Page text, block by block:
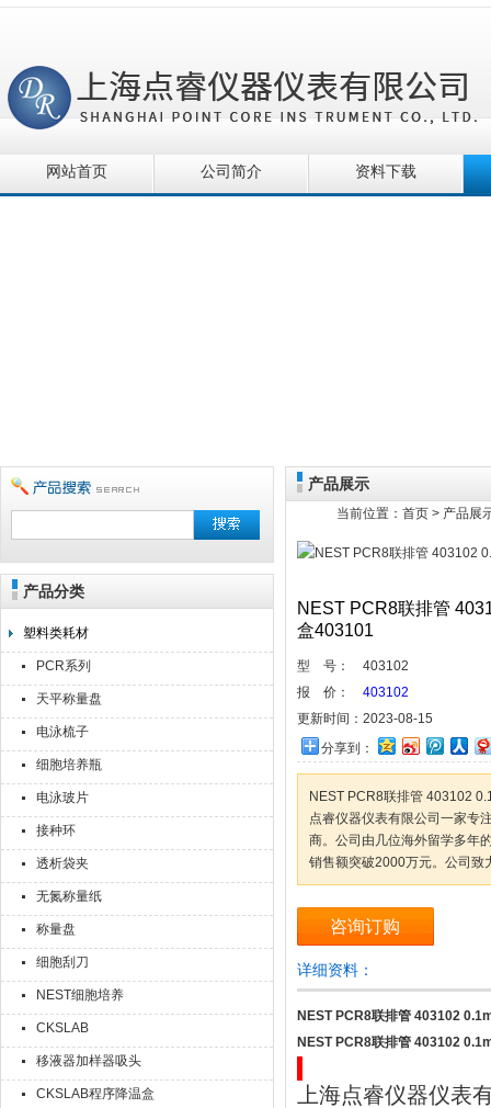
上海点睿仪器仪表有限公司
网站首页 公司简介 资料下载
产品分类
塑料类耗材
PCR系列
天平称量盘
电泳梳子
细胞培养瓶
电泳玻片
接种环
透析袋夹
无氮称量纸
称量盘
细胞刮刀
NEST细胞培养
CKSLAB
移液器加样器吸头
CKSLAB程序降温盒
产品展示
当前位置： 首页 > 产品展
NEST PCR8联排管
盒403101
型 号：
403102
报 价：
403102
更新时间： 2023-08-15
分享到：
NEST PCR8联排管 403102
点睿仪器仪表有限公司一家专
商。公司由几位海外留学多年
销售额突破2000万元。公司致
咨询订购
详细资料：
NEST PCR8联排管 403102
NEST PCR8联排管 403102
上海点睿仪器仪表